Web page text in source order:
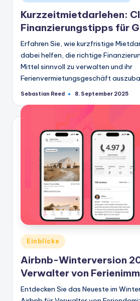
in
Kurzzeitmietdarlehen:
Finanzierungstipps für
Erfahren Sie, wie kurzfristige
dabei helfen, die richtige
Mittel sinnvoll zu verwalten und ihr
Ferienvermietungsgeschäft
Geschrieben
Sebastian Reed 8. September 2025
Veröffentlicht
in
Einblicke
Airbnb-Winterversion
Verwalter von
Entdecken Sie das Neueste im